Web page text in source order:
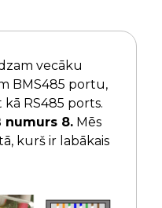
vecāku
BMS485 portu,
kā RS485 ports.
numurs 8. Mēs
kurš ir labākais